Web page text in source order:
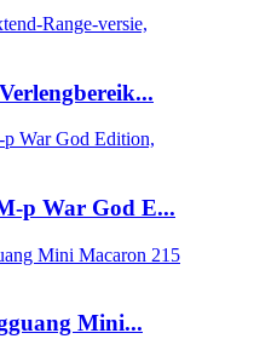
p War God E...
Mini...